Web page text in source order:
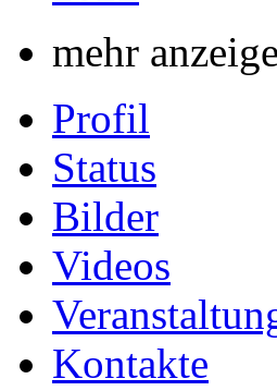
mehr
Profil
Status
Bilder
Videos
Kontakte